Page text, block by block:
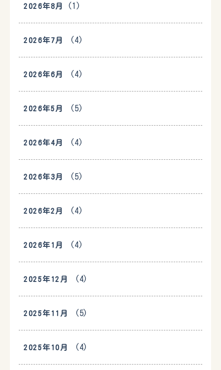
2026年8月 (1)
2026年7月 (4)
2026年6月 (4)
2026年5月 (5)
2026年4月 (4)
2026年3月 (5)
2026年2月 (4)
2026年1月 (4)
2025年12月 (4)
2025年11月 (5)
2025年10月 (4)